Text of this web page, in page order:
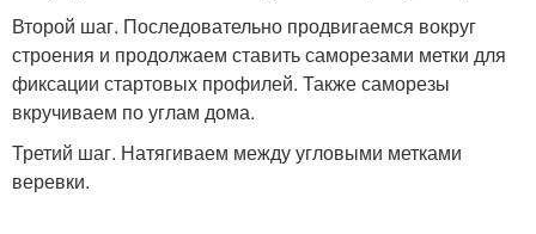
Второй шаг. Последовательно продвигаемся вокруг
строения и продолжаем ставить саморезами метки для
фиксации стартовых профилей. Также саморезы
вкручиваем по углам дома.
Третий шаг. Натягиваем между угловыми метками
веревки.